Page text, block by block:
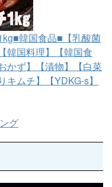
韓国食品■【乳酸菌
韓国料理】【韓国食
かず】【漬物】【白菜
ムチ】【YDKG-s】
グ